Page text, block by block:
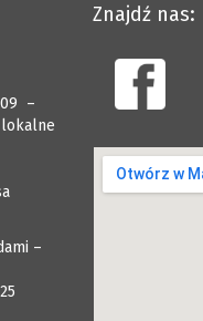
–
lokalne
–
Znajdź nas: